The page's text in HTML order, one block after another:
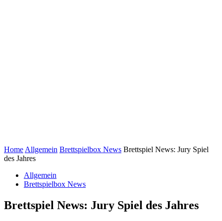
Home Allgemein Brettspielbox News Brettspiel News: Jury Spiel
des Jahres
Allgemein
Brettspielbox News
Brettspiel News: Jury Spiel des Jahres